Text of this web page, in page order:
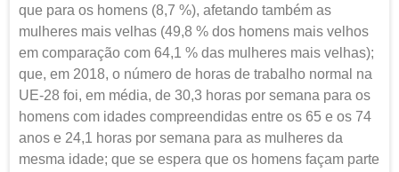
que para os homens (8,7 %), afetando também as
mulheres mais velhas (49,8 % dos homens mais velhos
em comparação com 64,1 % das mulheres mais velhas);
que, em 2018, o número de horas de trabalho normal na
UE-28 foi, em média, de 30,3 horas por semana para os
homens com idades compreendidas entre os 65 e os 74
anos e 24,1 horas por semana para as mulheres da
mesma idade; que se espera que os homens façam parte